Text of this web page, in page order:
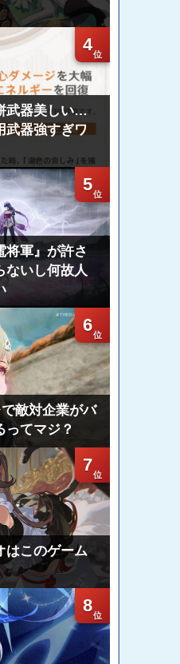
4
武器美しい…
武器強すぎワ
5
将軍』が許さ
ないし何故人
6
で敵対企業がバ
ってマジ？
7
はこのゲーム
8